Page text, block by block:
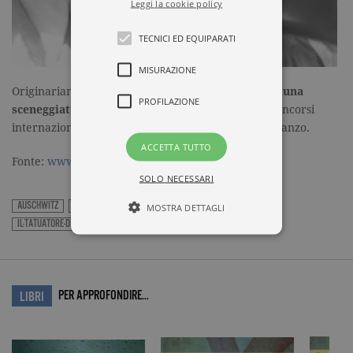
Originariamente
la storia è stata concepita come una
sceneggiatura
– che ha ricevuto alti punteggi in concorsi
internazionali – prima di essere riadattata nel romanzo.
Fonte: www.illibraio.it
AUSCHWITZ GARZANTI
HEATHER-MORRIS
IL-TATUATORE-DI-AUSCHWITZ
LIBRI PER APPROFONDIRE…
Leggi la cookie policy
TECNICI ED EQUIPARATI
MISURAZIONE
PROFILAZIONE
ACCETTA TUTTO
SOLO NECESSARI
MOSTRA DETTAGLI
Misurazione
del sito Web principale come l'accesso